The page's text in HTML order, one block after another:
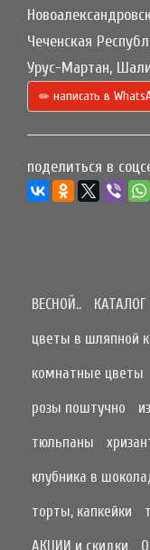
Чеченская
Урус-Мартан,
написать в
поделиться в
ВЕСНОЙ.. КАТАЛОГ
цветы в шляпной
комнатные цветы
розы поштучно
тюльпаны
клубника в
торты, капкейки
АКЦИИ и скидки